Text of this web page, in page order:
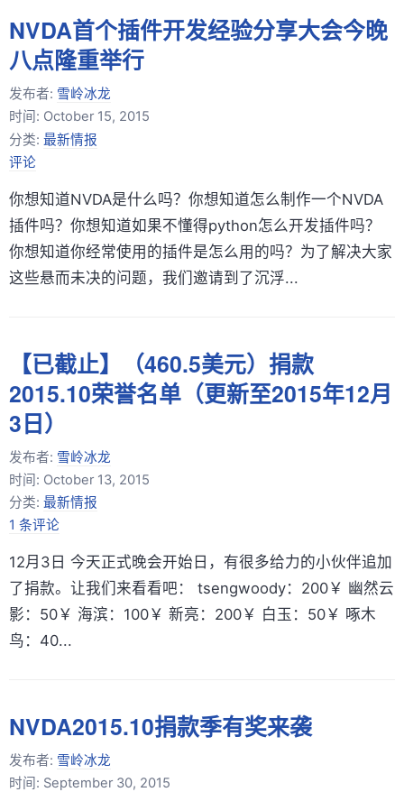
NVDA首个插件开发经验分享大会今晚
八点隆重举行
发布者: 雪岭冰龙
时间: October 15, 2015
分类: 最新情报
评论
你想知道NVDA是什么吗？你想知道怎么制作一个NVDA
插件吗？你想知道如果不懂得python怎么开发插件吗？
你想知道你经常使用的插件是怎么用的吗？为了解决大家
这些悬而未决的问题，我们邀请到了沉浮...
【已截止】（460.5美元）捐款
2015.10荣誉名单（更新至2015年12月
3日）
发布者: 雪岭冰龙
时间: October 13, 2015
分类: 最新情报
1 条评论
12月3日 今天正式晚会开始日，有很多给力的小伙伴追加
了捐款。让我们来看看吧： tsengwoody：200￥ 幽然云
影：50￥ 海滨：100￥ 新亮：200￥ 白玉：50￥ 啄木
鸟：40...
NVDA2015.10捐款季有奖来袭
发布者: 雪岭冰龙
时间: September 30, 2015